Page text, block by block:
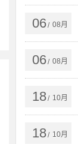
06/ 08月
06/ 08月
18/ 10月
18/ 10月